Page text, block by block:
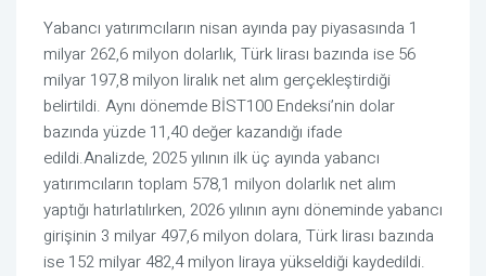
Yabancı yatırımcıların nisan ayında pay piyasasında 1
milyar 262,6 milyon dolarlık, Türk lirası bazında ise 56
milyar 197,8 milyon liralık net alım gerçekleştirdiği
belirtildi. Aynı dönemde BİST100 Endeksi’nin dolar
bazında yüzde 11,40 değer kazandığı ifade
edildi.Analizde, 2025 yılının ilk üç ayında yabancı
yatırımcıların toplam 578,1 milyon dolarlık net alım
yaptığı hatırlatılırken, 2026 yılının aynı döneminde yabancı
girişinin 3 milyar 497,6 milyon dolara, Türk lirası bazında
ise 152 milyar 482,4 milyon liraya yükseldiği kaydedildi.